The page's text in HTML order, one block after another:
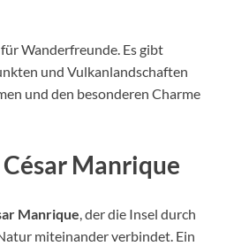
Wanderfreunde. Es gibt
und Vulkanlandschaften
und den besonderen Charme
Manrique
Manrique, der die Insel durch
miteinander verbindet. Ein